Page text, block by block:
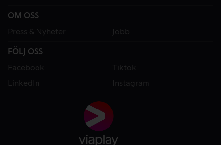
OM OSS
Press & Nyheter
Jobb
FÖLJ OSS
Facebook
Tiktok
LinkedIn
Instagram